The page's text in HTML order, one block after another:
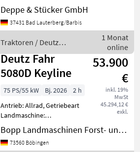
km/h: 40 km/h, Plattform:
Kabine,
Zapfwellendrehzahl:
oben am A-Pfosten,
Außenbestätigung
Heckkrafth
Deppe & Stücker GmbH
37431 Bad Lauterberg/Barbis
Traktoren / Deutz
Fahr
1 Monat
online
Deutz Fahr
5080D Keyline
53.900
€
inkl. 19%
MwSt
45.294,12 €
exkl.
75 PS/55 kW Bj. 2026
2 h
Antrieb: Allrad, Getriebeart
Landmaschine:
Schaltgetriebe, Plattform:
Kabine,
Zapfwellendrehzahl:
Bopp Landmaschinen Forst- und Gartentechnik e.K.
73560 Böbingen